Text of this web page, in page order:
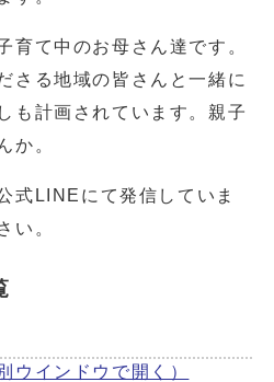
育て中のお母さん達です。
さる地域の皆さんと一緒に
も計画されています。親子
か。
式LINEにて発信していま
い。
別ウインドウで開く）